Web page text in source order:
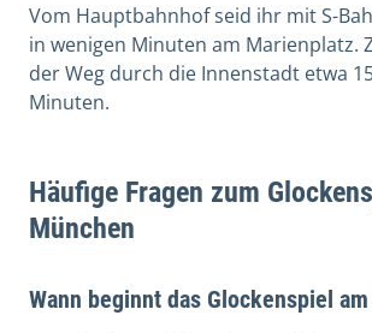
Vom Hauptbahnhof seid ihr mit S-
in wenigen Minuten am Marienplatz.
der Weg durch die Innenstadt etwa
Minuten.
Häufige Fragen zum
München
Wann beginnt das Glockenspiel